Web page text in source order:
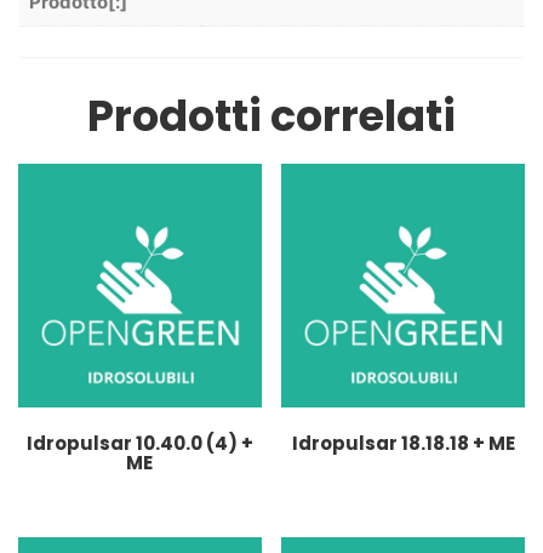
Prodotti correlati
Idropulsar 10.40.0 (4) +
ME
Idropulsar 18.18.18 + ME